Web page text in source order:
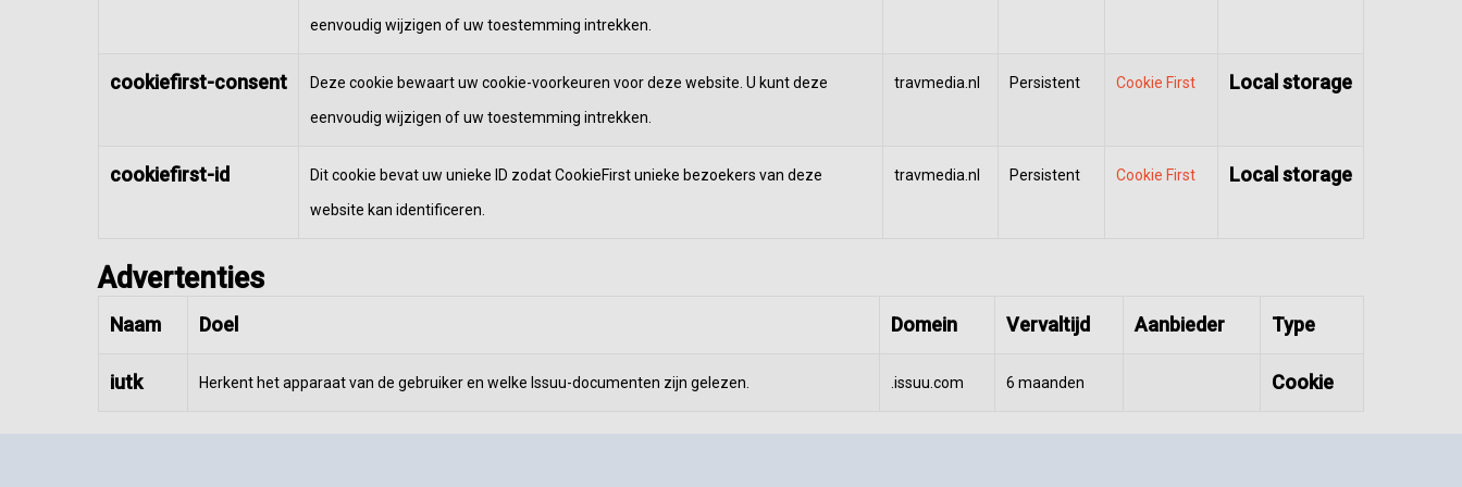
eenvoudig wijzigen of uw toestemming intrekken.
cookiefirst-consent
Deze cookie bewaart uw cookie-voorkeuren voor deze website. U kunt deze
eenvoudig wijzigen of uw toestemming intrekken.
travmedia.nl Persistent Cookie First Local storage
cookiefirst-id
Dit cookie bevat uw unieke ID zodat CookieFirst unieke bezoekers van deze
website kan identificeren.
travmedia.nl Persistent Cookie First Local storage
Advertenties
Naam Doel Domein Vervaltijd Aanbieder Type
iutk Herkent het apparaat van de gebruiker en welke Issuu-documenten zijn gelezen. .issuu.com 6 maanden Cookie